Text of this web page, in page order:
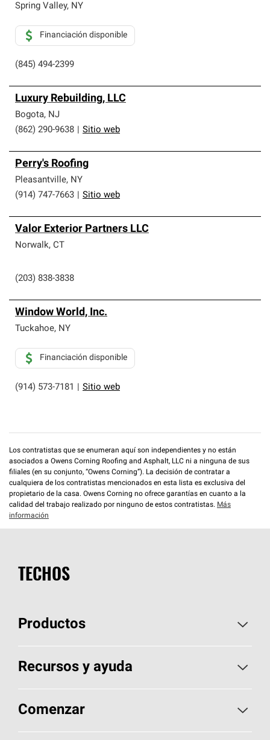
Spring Valley, NY
(845) 494-2399
Financiación disponible
Luxury Rebuilding, LLC
Bogota, NJ
(862) 290-9638
Sitio web
Perry's Roofing
Pleasantville, NY
(914) 747-7663
Sitio web
Valor Exterior Partners LLC
Norwalk, CT
(203) 838-3838
Window World, Inc.
Tuckahoe, NY
(914) 573-7181 Sitio web
Financiación disponible
Los contratistas que se enumeran aquí son independientes y no están
asociados a Owens Corning Roofing and Asphalt, LLC ni a ninguna de sus
filiales (en su conjunto, “Owens Corning”). La decisión de contratar a
cualquiera de los contratistas mencionados en esta lista es exclusiva del
propietario de la casa. Owens Corning no ofrece garantías en cuanto a la
calidad del trabajo realizado por ninguno de estos contratistas. Más
información
TECHOS
Productos
Elija sus tejas
Encuentre un contratista
Recursos y ayuda
Aspectos básicos sobre techos
Herramientas de diseño y color
Comenzar